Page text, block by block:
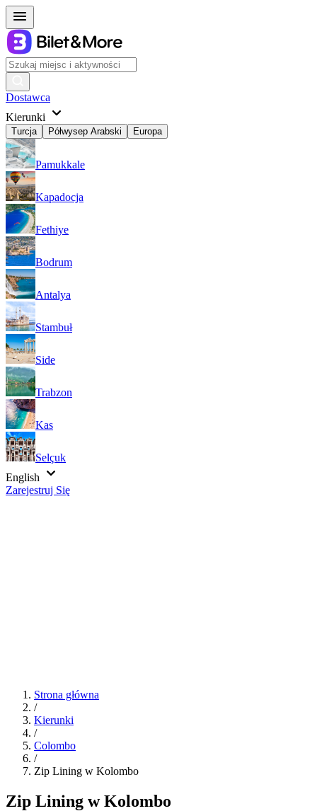
Dostawca
Kierunki
Turcja Półwysep Arabski Europa
Pamukkale
Kapadocja
Fethiye
Bodrum
Antalya
Stambuł
Side
Trabzon
Kas
Selçuk
English
Zarejestruj Się
Strona główna
/
Kierunki
/
Colombo
/
Zip Lining w Kolombo
Zip Lining w Kolombo